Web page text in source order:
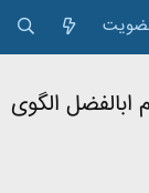
ابالفضل الگوی